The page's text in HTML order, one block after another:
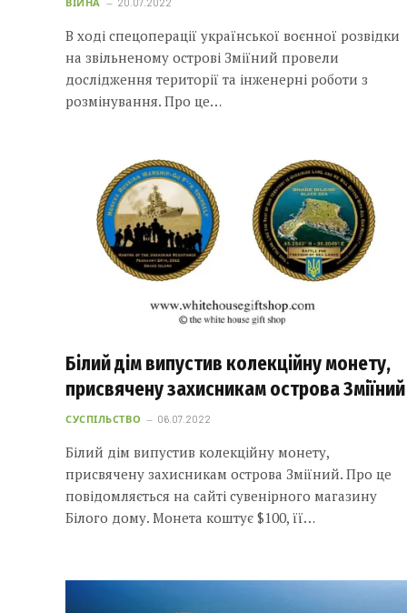
В ході спецоперації української воєнної розвідки
на звільненому острові Зміїний провели
дослідження території та інженерні роботи з
розмінування. Про це…
Білий дім випустив колекційну монету,
присвячену захисникам острова Зміїний
СУСПІЛЬСТВО 06.07.2022
Білий дім випустив колекційну монету,
присвячену захисникам острова Зміїний. Про це
повідомляється на сайті сувенірного магазину
Білого дому. Монета коштує $100, її…